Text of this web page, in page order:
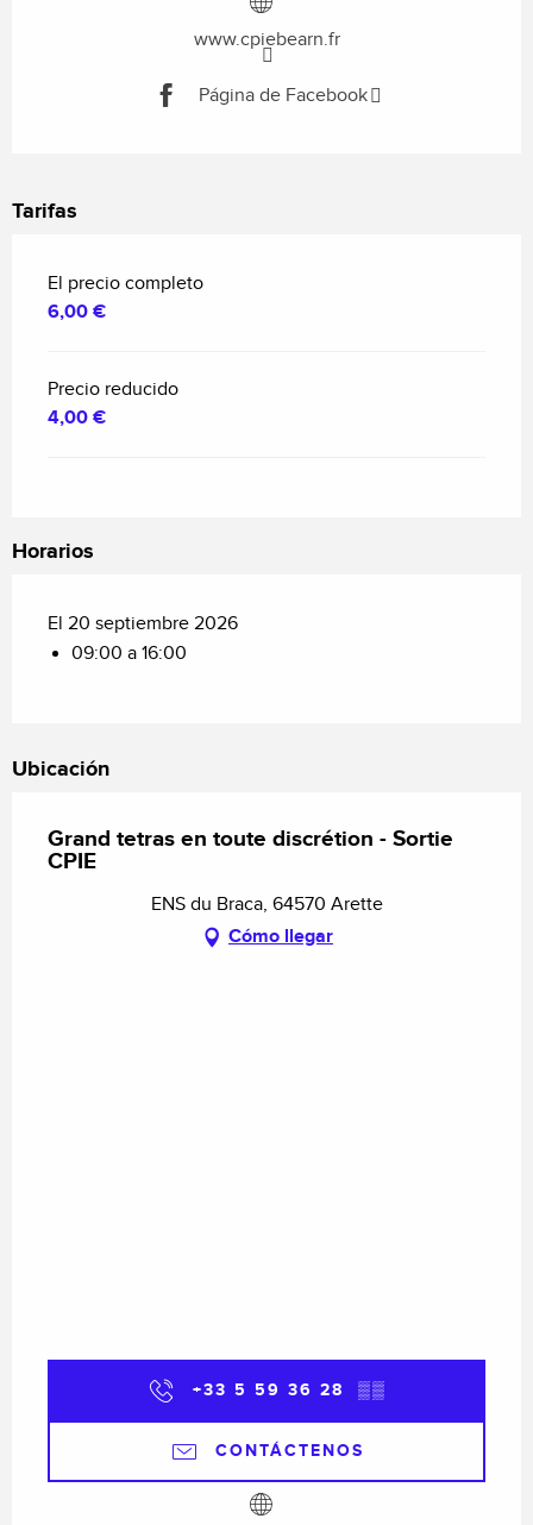
www.cpiebearn.fr
Página de Facebook
Tarifas
El precio completo
6,00 €
Precio reducido
4,00 €
Horarios
El 20 septiembre 2026
09:00 a 16:00
Ubicación
Grand tetras en toute discrétion - Sortie
CPIE
ENS du Braca, 64570 Arette
Cómo llegar
+33 5 59 36 28 ▒▒
CONTÁCTENOS